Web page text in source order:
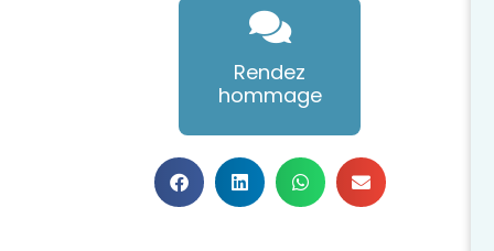
Rendez
hommage